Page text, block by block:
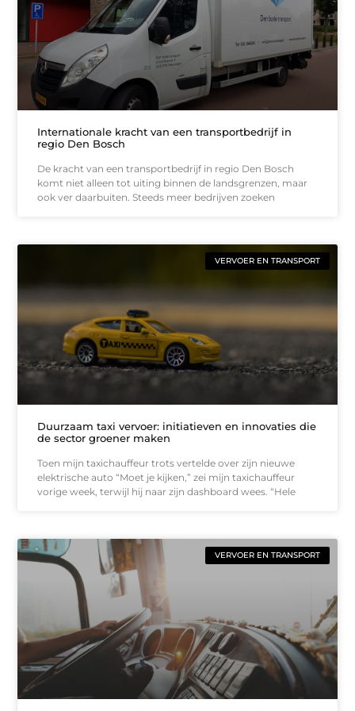
Internationale kracht van een transportbedrijf in
regio Den Bosch
De kracht van een transportbedrijf in regio Den Bosch
komt niet alleen tot uiting binnen de landsgrenzen, maar
ook ver daarbuiten. Steeds meer bedrijven zoeken
VERVOER EN TRANSPORT
Duurzaam taxi vervoer: initiatieven en innovaties die
de sector groener maken
Toen mijn taxichauffeur trots vertelde over zijn nieuwe
elektrische auto “Moet je kijken,” zei mijn taxichauffeur
vorige week, terwijl hij naar zijn dashboard wees. “Hele
VERVOER EN TRANSPORT